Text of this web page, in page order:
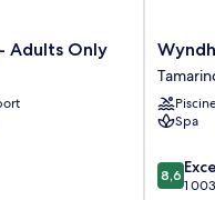
Adults Only
Spa
8.6
sur
8,6
1